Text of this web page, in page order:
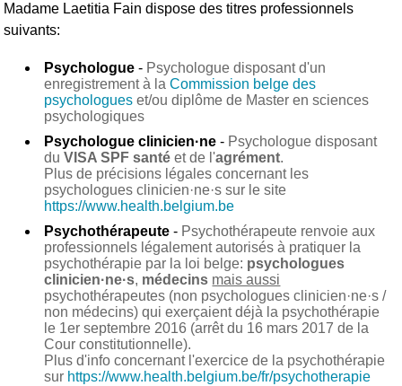
Madame Laetitia Fain dispose des titres professionnels
suivants:
Psychologue - Psychologue disposant d'un
enregistrement à laCommission belge des
psychologues et/ou diplôme de Master en sciences
psychologiques
Psychologue clinicien·ne - Psychologue disposant
duVISA SPF santé et de l'agrément.
Plus de précisions légales concernant les
psychologues clinicien·ne·s sur le site
https://www.health.belgium.be
Psychothérapeute - Psychothérapeute renvoie aux
professionnels légalement autorisés à pratiquer la
psychothérapie par la loi belge: psychologues
clinicien·ne·s, médecins mais aussi
psychothérapeutes (non psychologues clinicien·ne·s /
non médecins) qui exerçaient déjà la psychothérapie
le 1er septembre 2016 (arrêt du 16 mars 2017 de la
Cour constitutionnelle).
Plus d'info concernant l'exercice de la psychothérapie
sur https://www.health.belgium.be/fr/psychotherapie